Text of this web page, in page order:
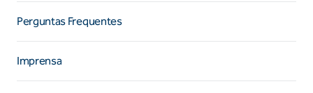
Perguntas Frequentes
Imprensa